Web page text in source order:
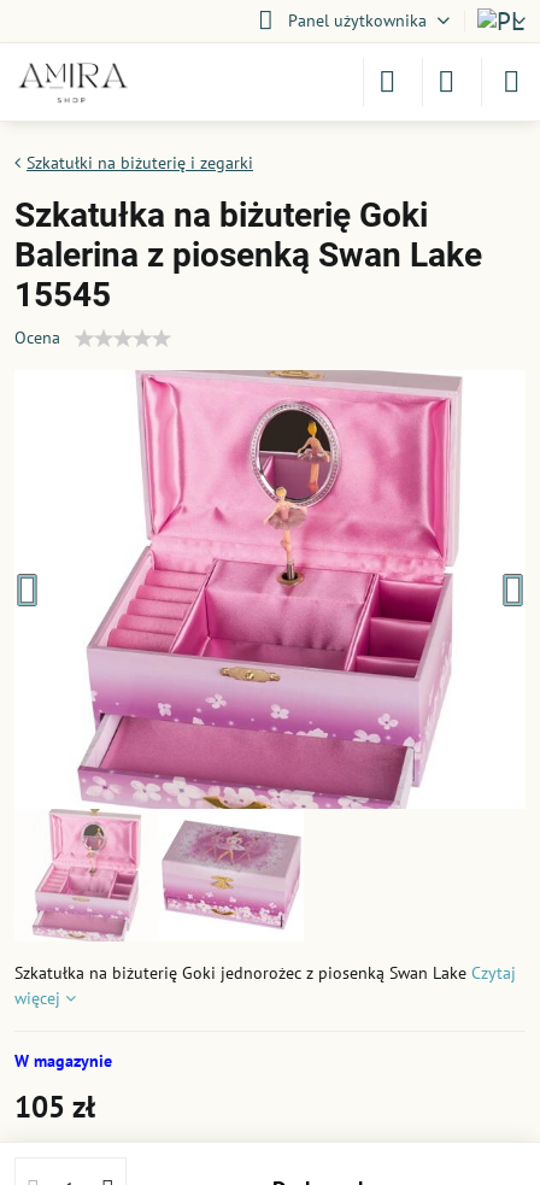
Panel użytkownika
Szkatułki na biżuterię i zegarki
Szkatułka na biżuterię Goki
Balerina z piosenką Swan Lake
15545
Ocena
Szkatułka na biżuterię Goki jednorożec z piosenką Swan Lake Czytaj
więcej
W magazynie
105 zł